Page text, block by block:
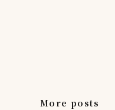
More posts